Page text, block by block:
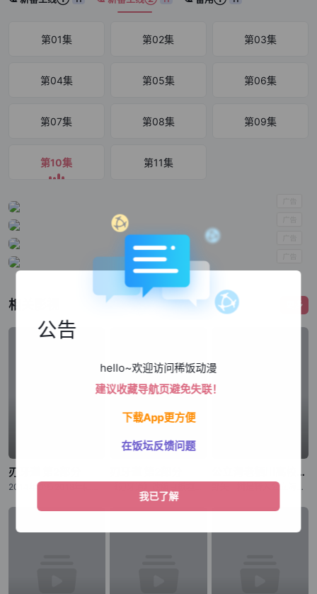
第01集 第02集 第03集
第04集 第05集 第06集
第07集 第08集 第09集
第10集 第11集
相关影视 更多
刃牙道 第2部分 公立海老栖川高校天闷部
野矢一树是转入公立海老栖川高校的新生，对天文感兴趣的他本想申请加入天文部，但却错入部室，成为了原本仅由女生组成的天闷部的一员。在这里，一树遇到了个性鲜明的女生部员们，有常常搞出问题来的户田山响子、天闷
公告
hello~欢迎访问稀饭动漫
建议收藏导航页避免失联！
下载App更方便
在饭坛反馈问题